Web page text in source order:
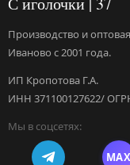
Производство и
Иваново с 2001 года.
ИП Кропотова Г.А.
ИНН 371100127622/
Мы в соцсетях:
MAX